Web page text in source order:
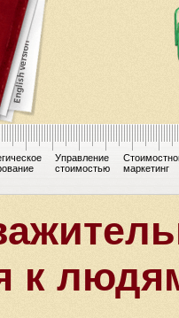
Управление
стоимостью
маркетинг
к